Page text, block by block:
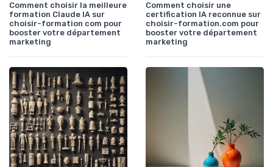
Comment choisir la meilleure
formation Claude IA sur
choisir-formation com pour
booster votre département
marketing
Comment choisir une
certification IA reconnue sur
choisir-formation.com pour
booster votre département
marketing